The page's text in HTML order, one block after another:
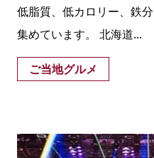
低脂質、低カロリー、鉄
集めています。 北海道...
ご当地グルメ